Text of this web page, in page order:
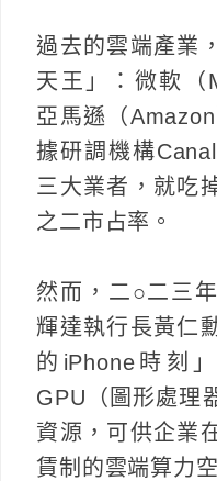
過去的雲端產業
天王」：微軟（
亞馬遜（
據研調機構
三大業者，就吃
之二市占率。
然而，二○二三
輝達執行長黃仁
的iPhone時刻
GPU（圖形處理
資源，可供企業
賃制的雲端算力